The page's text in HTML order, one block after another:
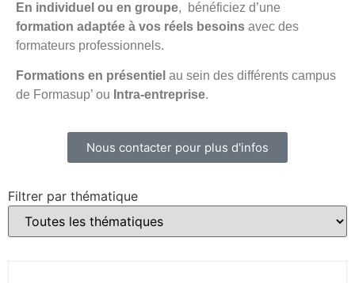
En individuel ou en groupe, bénéficiez d’une
formation adaptée à vos réels besoins avec des
formateurs professionnels.
Formations en présentiel au sein des différents campus
de Formasup’ ou Intra-entreprise.
Nous contacter pour plus d'infos
Filtrer par thématique